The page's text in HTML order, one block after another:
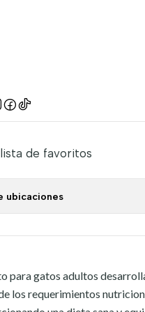
10 kg
de favoritos
ubicaciones
para gatos adultos
los requerimientos